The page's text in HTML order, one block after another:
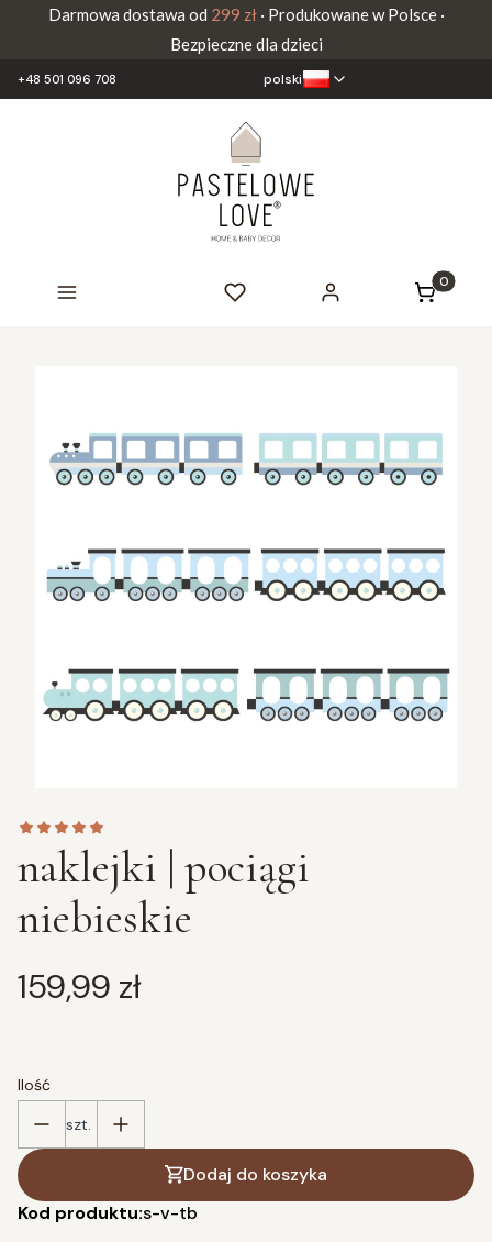
Darmowa dostawa od 299 zł· Produkowane w Polsce ·
Bezpieczne dla dzieci
+48 501 096 708 polski
Produkty
naklejki | pociągi
niebieskie
Cena
159,99 zł
Ilość
szt.
Dodaj do koszyka
Kod produktu:s-v-tb